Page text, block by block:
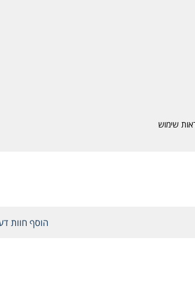
שימוש
הוסף חוות